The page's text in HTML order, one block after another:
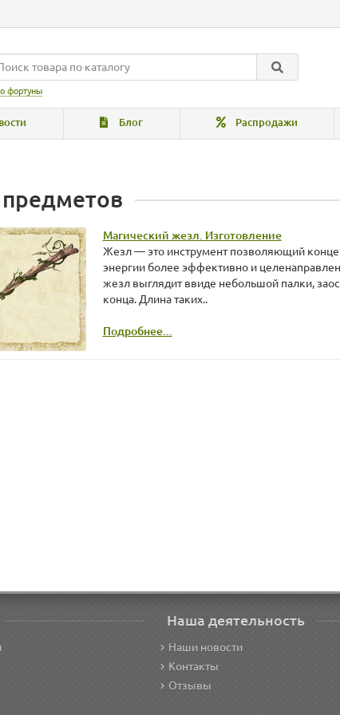
фортуны
Блог Распродажи
Магический жезл. Изготовление
Жезл — это инструмент позволяющий
энергии более эффективно и
жезл выглядит ввиде небольшой палки,
конца. Длина таких..
Подробнее...
Наша деятельность
Наши новости
Контакты
Отзывы